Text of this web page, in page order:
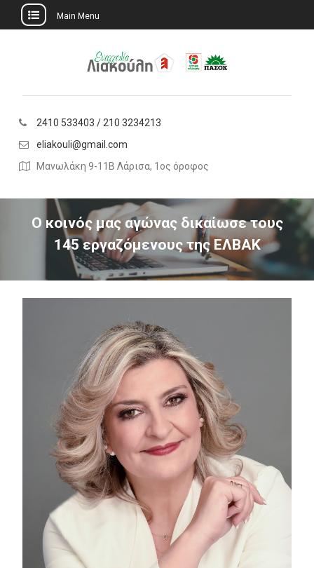
Main Menu
2410 533403 / 210 3234213
eliakouli@gmail.com
Μανωλάκη 9-11Β Λάρισα, 1ος όροφος
O κοινός μας αγώνας δικαίωσε τους
145 εργαζόμενους της ΕΛΒΑΚ